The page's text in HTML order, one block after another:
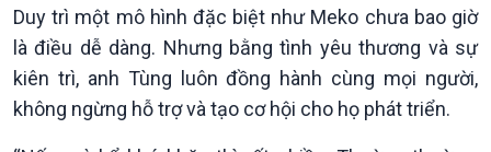
Chuyên gia của bạn
Xã hội chuyển động
Bước chân đến trường
Duy trì một mô hình đặc biệt như Meko chưa bao giờ
là điều dễ dàng. Nhưng bằng tình yêu thương và sự
kiên trì, anh Tùng luôn đồng hành cùng mọi người,
không ngừng hỗ trợ và tạo cơ hội cho họ phát triển.